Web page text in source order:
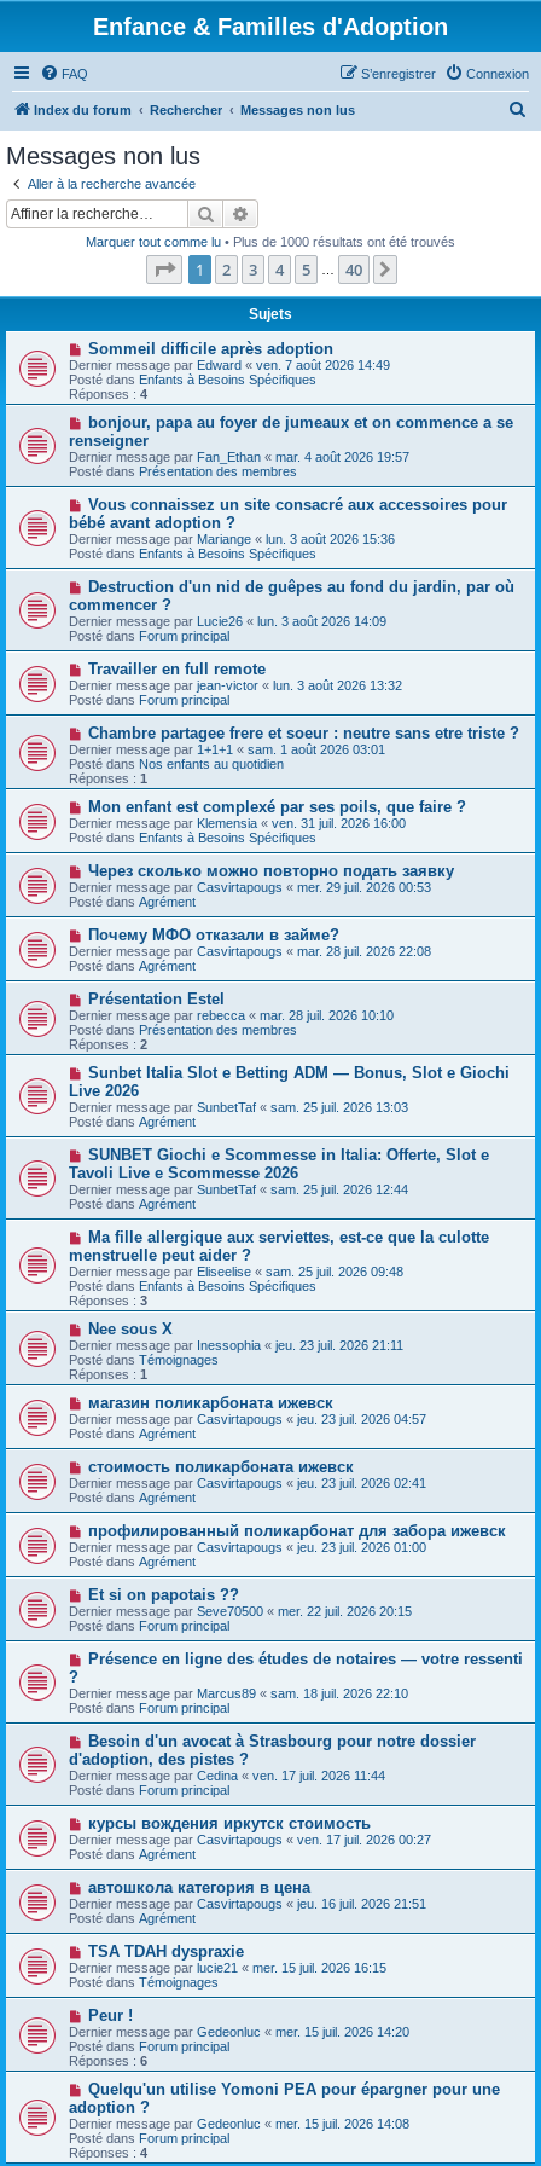
Enfance & Familles d'Adoption
FAQ Connexion
S’enregistrer
Index du forum Rechercher Messages non lus
Messages non lus
Aller à la recherche avancée
Rechercher
Marquer tout comme lu • Plus de 1000 résultats ont été trouvés
Page 1sur40
1 2 3 4 5 40
Sujets
N
o
u
v
e
a
u
m
e
s
s
a
g
e
Sommeil difficile après adoption
Dernier message par Edward « ven. 7 août 2026 14:49
Posté dans Enfants à Besoins Spécifiques
Réponses : 4
N
u
v
e
a
u
m
e
s
a
g
e
bonjour, papa au foyer de jumeaux et on commence a se
renseigner
Dernier message par Fan_Ethan « mar. 4 août 2026 19:57
Posté dans Présentation des membres
N
o
u
v
e
a
m
e
s
a
e
Vous connaissez un site consacré aux accessoires pour
bébé avant adoption ?
Dernier message par Mariange « lun. 3 août 2026 15:36
Posté dans Enfants à Besoins Spécifiques
N
u
v
e
a
m
e
s
s
g
e
Destruction d'un nid de guêpes au fond du jardin, par où
commencer ?
Dernier message par Lucie26 « lun. 3 août 2026 14:09
Posté dans Forum principal
N
o
u
v
a
u
m
e
s
a
g
e
Travailler en full remote
Dernier message par jean-victor « lun. 3 août 2026 13:32
Posté dans Forum principal
N
o
u
v
e
a
u
m
e
s
a
g
e
Chambre partagee frere et soeur : neutre sans etre triste ?
Dernier message par 1+1+1 « sam. 1 août 2026 03:01
Posté dans Nos enfants au quotidien
Réponses : 1
N
o
u
v
e
a
u
m
e
s
a
g
e
Mon enfant est complexé par ses poils, que faire ?
Dernier message par Klemensia « ven. 31 juil. 2026 16:00
Posté dans Enfants à Besoins Spécifiques
N
o
u
v
e
a
u
m
e
s
a
g
e
Через сколько можно повторно подать заявку
Dernier message par Casvirtapougs « mer. 29 juil. 2026 00:53
Posté dans Agrément
N
o
u
v
e
a
u
m
e
s
a
g
e
Почему МФО отказали в займе?
Dernier message par Casvirtapougs « mar. 28 juil. 2026 22:08
Posté dans Agrément
N
o
u
v
e
a
u
m
e
s
s
a
g
e
Présentation Estel
Dernier message par rebecca « mar. 28 juil. 2026 10:10
Posté dans Présentation des membres
Réponses : 2
N
u
v
e
a
u
m
e
s
a
g
e
Sunbet Italia Slot e Betting ADM — Bonus, Slot e Giochi
Live 2026
Dernier message par SunbetTaf « sam. 25 juil. 2026 13:03
Posté dans Agrément
N
u
v
e
a
m
e
s
s
a
g
e
SUNBET Giochi e Scommesse in Italia: Offerte, Slot e
Tavoli Live e Scommesse 2026
Dernier message par SunbetTaf « sam. 25 juil. 2026 12:44
Posté dans Agrément
N
u
v
e
a
u
m
e
s
s
g
e
Ma fille allergique aux serviettes, est-ce que la culotte
menstruelle peut aider ?
Dernier message par Eliseelise « sam. 25 juil. 2026 09:48
Posté dans Enfants à Besoins Spécifiques
Réponses : 3
N
o
u
v
e
a
u
m
e
s
a
g
e
Nee sous X
Dernier message par Inessophia « jeu. 23 juil. 2026 21:11
Posté dans Témoignages
Réponses : 1
N
o
u
v
a
u
m
e
s
s
a
g
e
магазин поликарбоната ижевск
Dernier message par Casvirtapougs « jeu. 23 juil. 2026 04:57
Posté dans Agrément
N
o
u
v
a
u
m
e
s
a
g
e
стоимость поликарбоната ижевск
Dernier message par Casvirtapougs « jeu. 23 juil. 2026 02:41
Posté dans Agrément
N
o
u
v
e
a
u
m
e
g
e
профилированный поликарбонат для забора ижевск
Dernier message par Casvirtapougs « jeu. 23 juil. 2026 01:00
Posté dans Agrément
N
o
u
v
e
a
m
e
s
s
a
g
e
Et si on papotais ??
Dernier message par Seve70500 « mer. 22 juil. 2026 20:15
Posté dans Forum principal
N
v
e
a
m
e
s
g
e
Présence en ligne des études de notaires — votre ressenti
?
Dernier message par Marcus89 « sam. 18 juil. 2026 22:10
Posté dans Forum principal
N
u
v
e
a
u
m
e
s
s
a
g
e
Besoin d'un avocat à Strasbourg pour notre dossier
d'adoption, des pistes ?
Dernier message par Cedina « ven. 17 juil. 2026 11:44
Posté dans Forum principal
N
o
u
v
a
u
m
e
s
s
a
g
e
курсы вождения иркутск стоимость
Dernier message par Casvirtapougs « ven. 17 juil. 2026 00:27
Posté dans Agrément
N
o
u
v
e
u
m
e
s
a
g
e
автошкола категория в цена
Dernier message par Casvirtapougs « jeu. 16 juil. 2026 21:51
Posté dans Agrément
N
o
u
v
e
a
u
m
e
s
a
g
e
TSA TDAH dyspraxie
Dernier message par lucie21 « mer. 15 juil. 2026 16:15
Posté dans Témoignages
N
o
u
v
e
a
u
m
e
s
s
Peur !
Dernier message par Gedeonluc « mer. 15 juil. 2026 14:20
Posté dans Forum principal
Réponses : 6
N
o
u
v
e
a
Quelqu'un utilise Yomoni PEA pour épargner pour une
adoption ?
Dernier message par Gedeonluc « mer. 15 juil. 2026 14:08
Posté dans Forum principal
Réponses : 4